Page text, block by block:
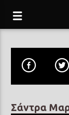
Σάντρα